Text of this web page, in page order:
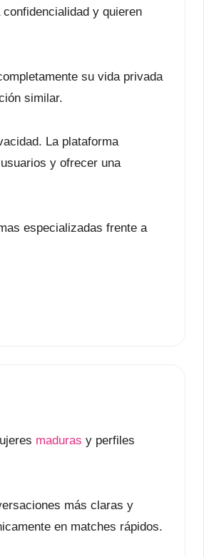
y quieren
su vida privada
similar.
La plataforma
y ofrecer una
especializadas frente a
maduras y perfiles
más claras y
en matches rápidos.